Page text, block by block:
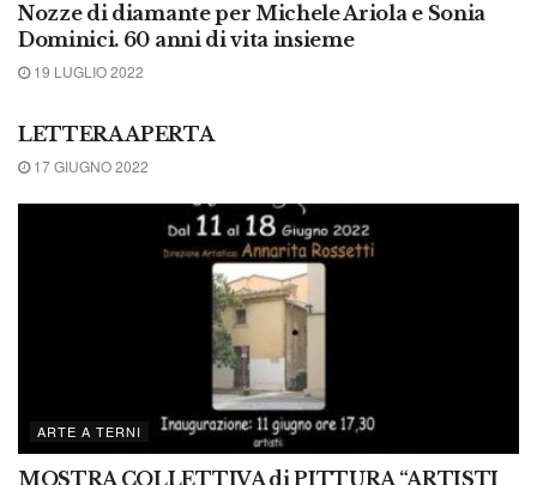
Nozze di diamante per Michele Ariola e Sonia
Dominici. 60 anni di vita insieme
19 LUGLIO 2022
LETTERA APERTA
17 GIUGNO 2022
ARTE A TERNI
MOSTRA COLLETTIVA di PITTURA “ARTISTI